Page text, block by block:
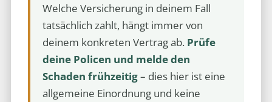
Welche Versicherung in deinem Fall
tatsächlich zahlt, hängt immer von
deinem konkreten Vertrag ab. Prüfe
deine Policen und melde den
Schaden frühzeitig– dies hier ist eine
allgemeine Einordnung und keine